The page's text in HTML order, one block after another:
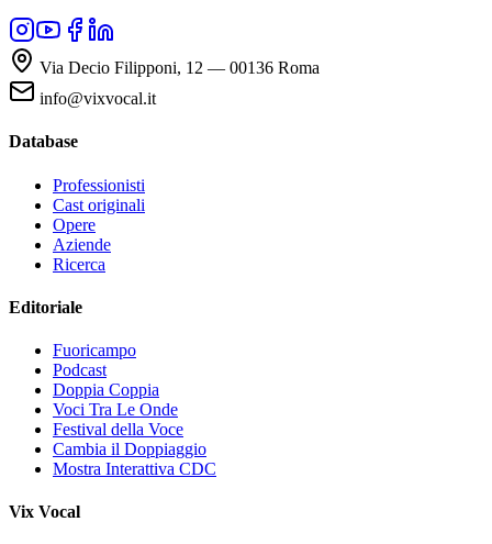
Via Decio Filipponi, 12 — 00136 Roma
info@vixvocal.it
Database
Professionisti
Cast originali
Opere
Aziende
Ricerca
Editoriale
Fuoricampo
Podcast
Doppia Coppia
Voci Tra Le Onde
Festival della Voce
Cambia il Doppiaggio
Mostra Interattiva CDC
Vix Vocal